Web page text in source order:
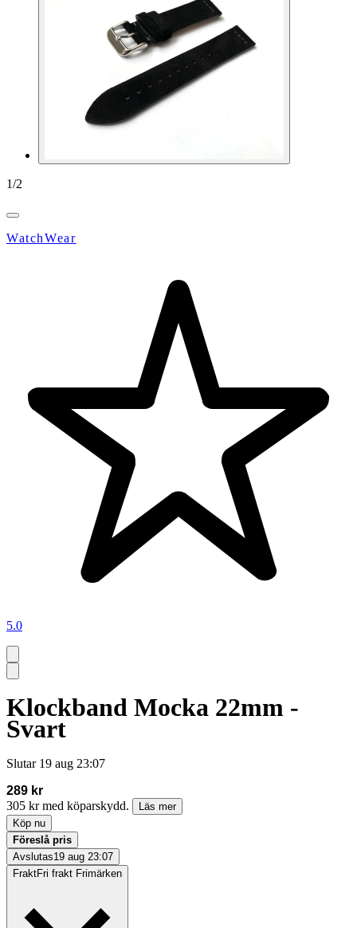
1/2
WatchWear
5.0
Klockband Mocka 22mm -
Svart
Slutar 19 aug 23:07
289 kr
305 kr med köparskydd.
Läs mer
Köp nu
Föreslå pris
Avslutas19 aug 23:07
FraktFri frakt Frimärken